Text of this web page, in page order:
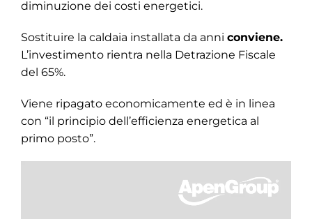
diminuzione dei costi energetici.
Sostituire la caldaia installata da anni conviene.
L’investimento rientra nella Detrazione Fiscale
del 65%.
Viene ripagato economicamente ed è in linea
con “il principio dell’efficienza energetica al
primo posto”.